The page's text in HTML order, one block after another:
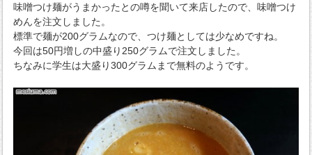
味噌つけ麺がうまかったとの噂を聞いて来店したので、味噌つけ
めんを注文しました。
標準で麺が200グラムなので、つけ麺としては少なめですね。
今回は50円増しの中盛り250グラムで注文しました。
ちなみに学生は大盛り300グラムまで無料のようです。